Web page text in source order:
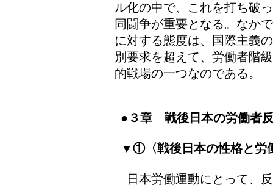
ル化の中で、これを打ち破
同闘争が重要となる。なか
に対する態度は、国際主義
別要求を超えて、労働者階
的戦場の一つなのである。
●３章 戦後日本の労働者
▼①〈戦後日本の性格と労
日本労働運動にとって、